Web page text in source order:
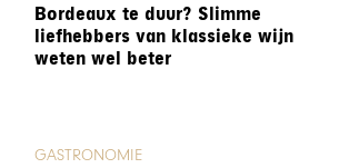
Bordeaux te duur? Slimme
liefhebbers van klassieke wijn
weten wel beter
GASTRONOMIE